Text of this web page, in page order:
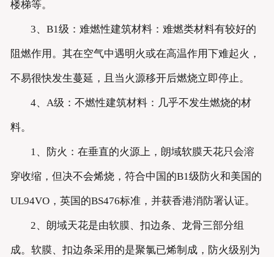
楼梯等。
3、B1级：难燃性建筑材料：难燃类材料有较好的
阻燃作用。其在空气中遇明火或在高温作用下难起火，
不易很快发生蔓延，且当火源移开后燃烧立即停止。
4、A级：不燃性建筑材料：几乎不发生燃烧的材
料。
1、防火：在垂直的火源上，朗域软膜天花只会溶
穿收缩，但决不会烯烧，符合中国的B1级防火和美国的
UL94VO，英国的BS476标准，并获香港消防署认证。
2、朗域天花是由软膜、扣边条、龙骨三部分组
成。软膜、扣边条采用的是聚氯已烯制成，防火级别为